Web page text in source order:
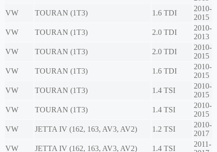
VW
TOURAN (1T3) 1.6 TDI
2010-
2015
VW
TOURAN (1T3) 2.0 TDI
2010-
2013
VW
TOURAN (1T3) 2.0 TDI
2010-
2015
VW
TOURAN (1T3) 1.6 TDI
2010-
2015
VW
TOURAN (1T3) 1.4 TSI
2010-
2015
VW
TOURAN (1T3) 1.4 TSI
2010-
2015
VW
JETTA IV (162, 163, AV3, AV2) 1.2 TSI
2010-
2017
VW
JETTA IV (162, 163, AV3, AV2) 1.4 TSI
2011-